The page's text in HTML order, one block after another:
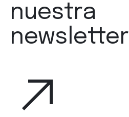
nuestra
newsletter